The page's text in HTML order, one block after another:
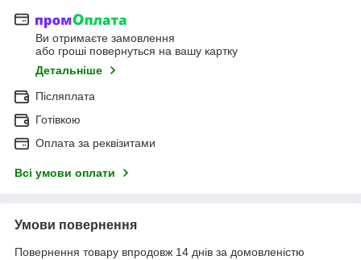
Ви отримаєте замовлення
або гроші повернуться на вашу картку
Детальніше
Післяплата
Готівкою
Оплата за реквізитами
Всі умови оплати
Умови повернення
Повернення товару впродовж 14 днів за домовленістю